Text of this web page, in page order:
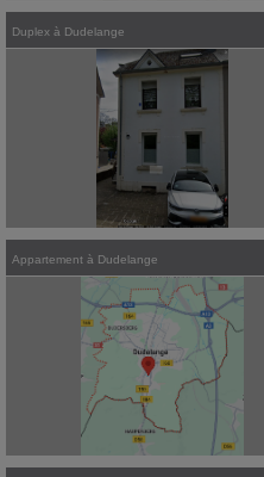
Duplex à Dudelange
Appartement à Dudelange